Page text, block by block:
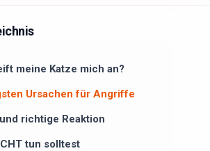
meine Katze mich an?
Ursachen für Angriffe
richtige Reaktion
tun solltest